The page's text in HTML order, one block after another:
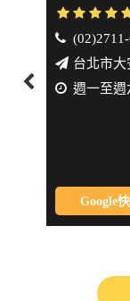
台北市
週一至週
Google